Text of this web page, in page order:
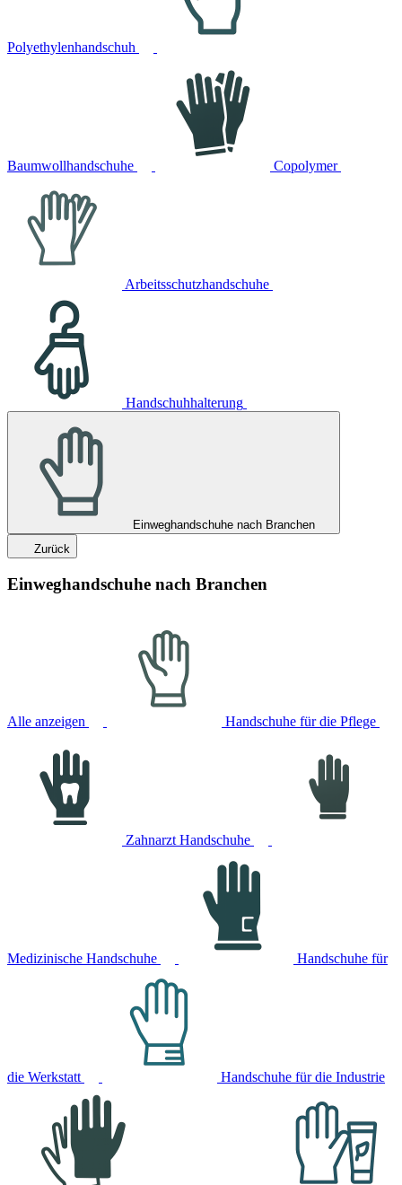
Polyethylenhandschuh
Baumwollhandschuhe Copolymer
Arbeitsschutzhandschuhe
Handschuhhalterung
Einweghandschuhe nach Branchen
Zurück
Einweghandschuhe nach Branchen
Alle anzeigen Handschuhe für die Pflege
Zahnarzt Handschuhe
Medizinische Handschuhe Handschuhe für
die Werkstatt Handschuhe für die Industrie